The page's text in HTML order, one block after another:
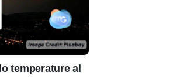
temperature al